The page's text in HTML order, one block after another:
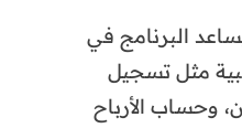
البرنامج في
مثل تسجيل
وحساب الأرباح